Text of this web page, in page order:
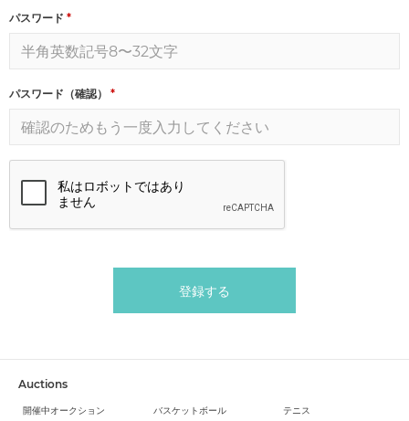
パスワード *
パスワード（確認） *
登録する
Auctions
開催中オークション バスケットボール テニス